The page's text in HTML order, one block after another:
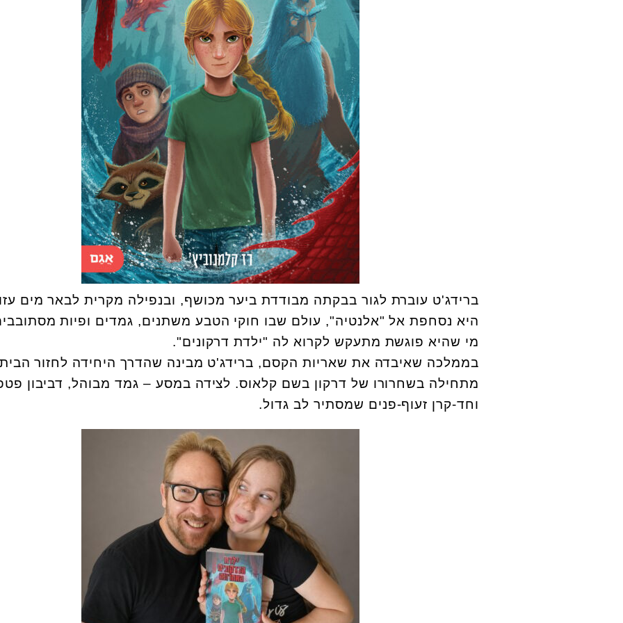
ברידג'ט עוברת לגור בבקתה מבודדת ביער מכושף, ובנפילה מקרית לבאר מים
היא נסחפת אל "אלנטיה", עולם שבו חוקי הטבע משתנים, גמדים ופיות
מי שהיא פוגשת מתעקש לקרוא לה "ילדת דרקונים".
בממלכה שאיבדה את שאריות הקסם, ברידג'ט מבינה שהדרך היחידה לחזור
מתחילה בשחרורו של דרקון בשם קלאוס. לצידה במסע – גמד מבוהל, דביבון
וחד-קרן זעוף-פנים שמסתיר לב גדול.